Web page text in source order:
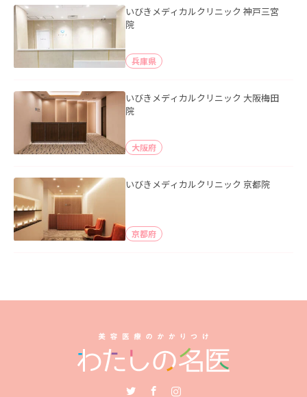
いびきメディカルクリニック 神戸三宮
院
兵庫県
いびきメディカルクリニック 大阪梅田
院
大阪府
いびきメディカルクリニック 京都院
京都府